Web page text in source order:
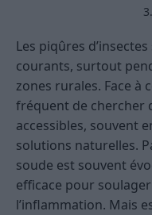
Les piqûres
courants, surtout
zones rurales. Face à
fréquent de chercher
accessibles, souvent
solutions naturelles.
soude est souvent
efficace pour
l’inflammation. Mais